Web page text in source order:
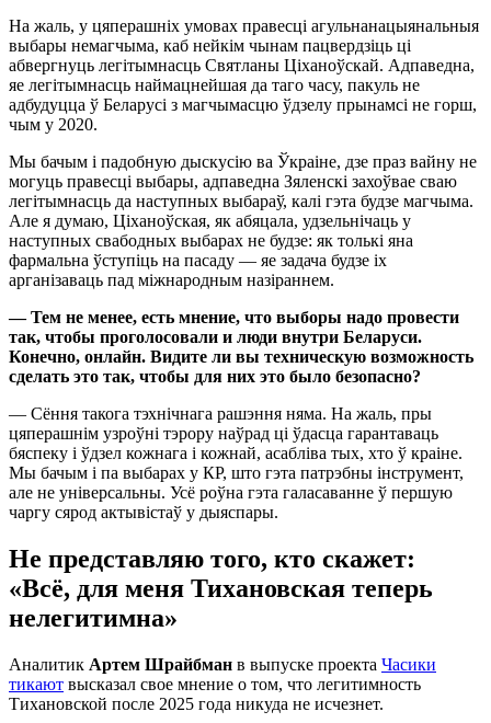
На жаль, у цяперашніх умовах правесці агульнанацыянальныя
выбары немагчыма, каб нейкім чынам пацвердзіць ці
абвергнуць легітымнасць Святланы Ціханоўскай. Адпаведна,
яе легітымнасць наймацнейшая да таго часу, пакуль не
адбудуцца ў Беларусі з магчымасцю ўдзелу прынамсі не горш,
чым у 2020.
Мы бачым і падобную дыскусію ва Ўкраіне, дзе праз вайну не
могуць правесці выбары, адпаведна Зяленскі захоўвае сваю
легітымнасць да наступных выбараў, калі гэта будзе магчыма.
Але я думаю, Ціханоўская, як абяцала, удзельнічаць у
наступных свабодных выбарах не будзе: як толькі яна
фармальна ўступіць на пасаду — яе задача будзе іх
арганізаваць пад міжнародным назіраннем.
— Тем не менее, есть мнение, что выборы надо провести
так, чтобы проголосовали и люди внутри Беларуси.
Конечно, онлайн. Видите ли вы техническую возможность
сделать это так, чтобы для них это было безопасно?
— Сёння такога тэхнічнага рашэння няма. На жаль, пры
цяперашнім узроўні тэрору наўрад ці ўдасца гарантаваць
бяспеку і ўдзел кожнага і кожнай, асабліва тых, хто ў краіне.
Мы бачым і па выбарах у КР, што гэта патрэбны інструмент,
але не універсальны. Усё роўна гэта галасаванне ў першую
чаргу сярод актывістаў у дыяспары.
Не представляю того, кто скажет:
«Всё, для меня Тихановская теперь
нелегитимна»
Аналитик Артем Шрайбман в выпуске проекта Часики
тикают высказал свое мнение о том, что легитимность
Тихановской после 2025 года никуда не исчезнет.